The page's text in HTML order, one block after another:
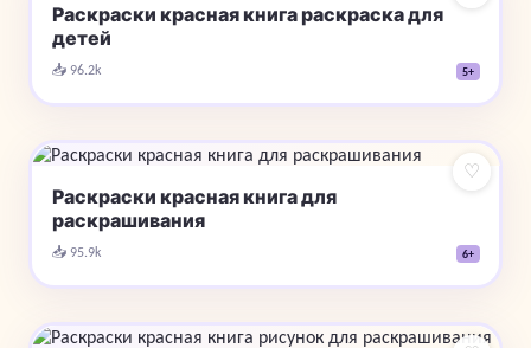
Раскраски красная книга раскраска для
детей
📥 96.2k 5+
♡
Раскраски красная книга для
раскрашивания
📥 95.9k 6+